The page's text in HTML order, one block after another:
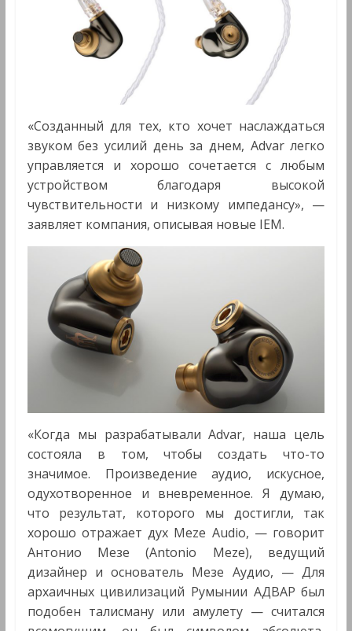
«Созданный для тех, кто хочет наслаждаться
звуком без усилий день за днем, Advar легко
управляется и хорошо сочетается с любым
устройством благодаря высокой
чувствительности и низкому импедансу», —
заявляет компания, описывая новые IEM.
«Когда мы разрабатывали Advar, наша цель
состояла в том, чтобы создать что-то
значимое. Произведение аудио, искусное,
одухотворенное и вневременное. Я думаю,
что результат, которого мы достигли, так
хорошо отражает дух Meze Audio, — говорит
Антонио Мезе (Antonio Meze), ведущий
дизайнер и основатель Мезе Аудио, — Для
архаичных цивилизаций Румынии АДВАР был
подобен талисману или амулету — считался